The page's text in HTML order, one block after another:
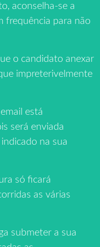
aconselha-se a
frequência para não
o candidato anexar
impreterivelmente
está
será enviada
na sua
só ficará
as várias
submeter a sua